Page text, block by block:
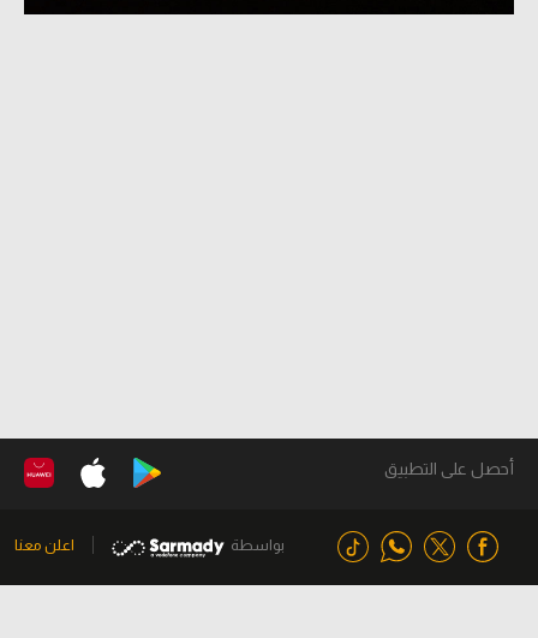
أحصل على التطبيق
بواسطة اعلن معنا